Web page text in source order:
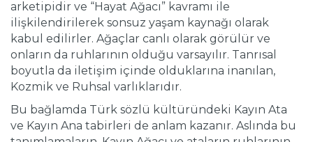
arketipidir ve “Hayat Ağacı” kavramı ile
ilişkilendirilerek sonsuz yaşam kaynağı olarak
kabul edilirler. Ağaçlar canlı olarak görülür ve
onların da ruhlarının olduğu varsayılır. Tanrısal
boyutla da iletişim içinde olduklarına inanılan,
Kozmik ve Ruhsal varlıklarıdır.
Bu bağlamda Türk sözlü kültüründeki Kayın Ata
ve Kayın Ana tabirleri de anlam kazanır. Aslında bu